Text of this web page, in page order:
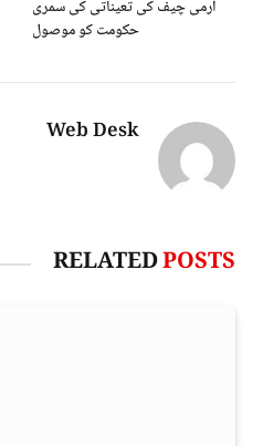
آرمی چیف کی تعیناتی کی سمری
حکومت کو موصول
Web Desk
RELATEDPOSTS